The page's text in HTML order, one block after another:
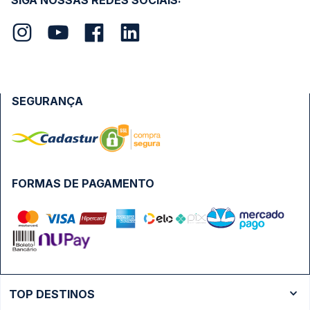
FORMAS DE PAGAMENTO
SEGURANÇA
TOP DESTINOS